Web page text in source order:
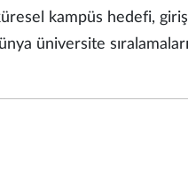
kampüs hedefi,
üniversite